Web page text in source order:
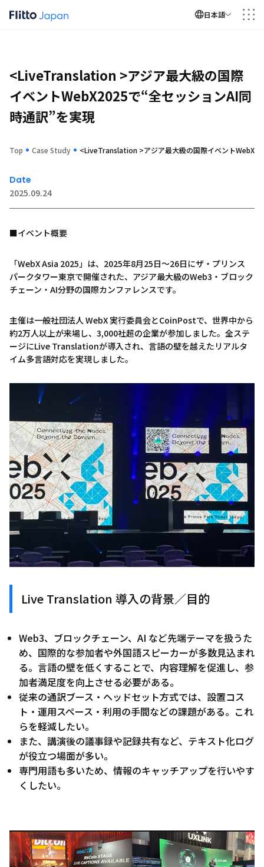
日本語
Menu
事業内容
採用
お問い合わせ
<LiveTranslation >アジア最大級の国際
イベントWebX2025で“全セッションAI同
時通訳”を実現
Top Case Study <LiveTranslation >アジア最大級の国際イベント
Date
2025.09.24
■イベント概要
「WebX Asia 2025」は、2025年8月25日〜26日にザ・プリンス
パークタワー東京で開催された、アジア最大級のWeb3・ブロック
チェーン・AI分野の国際カンファレンスです。
主催は一般社団法人 WebX 実行委員会とCoinPostで、世界中から
約2万人以上が来場し、3,000社超の企業が参加しました。全ステ
ージにLive Translationが導入され、言語の壁を越えたリアルタ
イム多言語対応を実現しました。
Live Translation 導入の背景／目的
Web3、ブロックチェーン、AI など先端テーマを扱うた
め、国際的な参加者や外国語スピーカーが多数見込まれ
る。言語の壁を低くすることで、内容理解を促進し、参
加者満足度を向上させる必要がある。
従来の通訳ブース・ヘッドセット方式では、設置コス
ト・運用スペース・利用の手間などの課題がある。これ
らを軽減したい。
また、講演後の議事録や記録共有など、テキスト化ログ
が役立つ場面が多い。
専門用語も多いため、情報のキャッチアップを行いやす
くしたい。